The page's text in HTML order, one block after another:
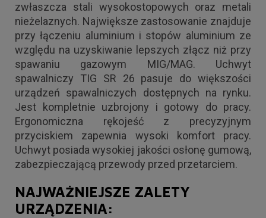
zwłaszcza stali wysokostopowych oraz metali
nieżelaznych. Największe zastosowanie znajduje
przy łączeniu aluminium i stopów aluminium ze
względu na uzyskiwanie lepszych złącz niż przy
spawaniu gazowym MIG/MAG. Uchwyt
spawalniczy TIG SR 26 pasuje do większości
urządzeń spawalniczych dostępnych na rynku.
Jest kompletnie uzbrojony i gotowy do pracy.
Ergonomiczna rękojeść z precyzyjnym
przyciskiem zapewnia wysoki komfort pracy.
Uchwyt posiada wysokiej jakości osłonę gumową,
zabezpieczającą przewody przed przetarciem.
NAJWAŻNIEJSZE ZALETY
URZĄDZENIA: